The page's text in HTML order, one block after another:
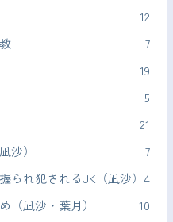
12
7
19
5
21
）
7
れ犯されるJK（凪沙） 4
凪沙・葉月）
10